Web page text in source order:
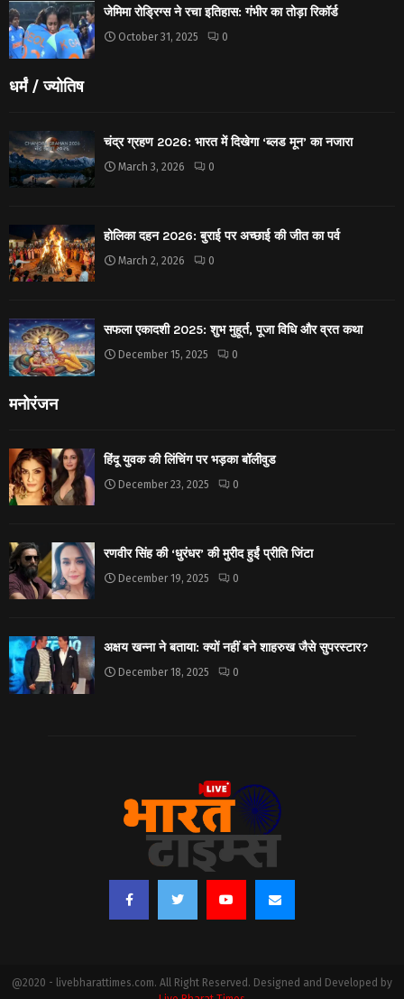
जेमिमा रोड्रिग्स ने रचा इतिहास: गंभीर का तोड़ा रिकॉर्ड
October 31, 2025 0
धर्मं / ज्योतिष
चंद्र ग्रहण 2026: भारत में दिखेगा ‘ब्लड मून’ का नजारा
March 3, 2026 0
होलिका दहन 2026: बुराई पर अच्छाई की जीत का पर्व
March 2, 2026 0
सफला एकादशी 2025: शुभ मुहूर्त, पूजा विधि और व्रत कथा
December 15, 2025 0
मनोरंजन
हिंदू युवक की लिंचिंग पर भड़का बॉलीवुड
December 23, 2025 0
रणवीर सिंह की ‘धुरंधर’ की मुरीद हुईं प्रीति जिंटा
December 19, 2025 0
अक्षय खन्ना ने बताया: क्यों नहीं बने शाहरुख जैसे सुपरस्टार?
December 18, 2025 0
@2020 - livebharattimes.com. All Right Reserved. Designed and Developed by